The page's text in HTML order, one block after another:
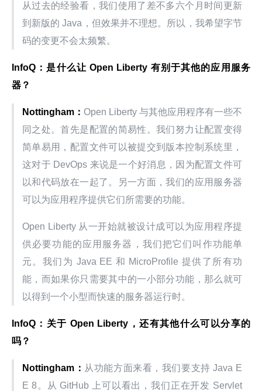
从过去的经验看，我们使用了差不多六个月时间更新
到新版的 Java，但效果并不理想。所以，我希望字节
码的变更不会太频繁。
InfoQ：是什么让 Open Liberty 有别于其他的应用服务
器？
Nottingham： Open Liberty 与其他应用程序有一些不
同之处。首先是配置的简易性。我们努力让配置变得
简单易用，配置文件可以被提交到版本控制系统里，
这对于 DevOps 来说是一个好消息，因为配置文件可
以和代码放在一起了。另一方面，我们的应用服务器
可以为应用程序提供它们所需要的功能。
Open Liberty 从一开始就被设计成可以为应用程序提
供必要功能的应用服务器，我们把它们叫作功能单
元。我们为 Java EE 和 MicroProfile 提供了所有功
能，而如果你只需要其中的一小部分功能，那么就可
以得到一个小型而快速的服务器运行时。
InfoQ：关于 Open Liberty，还有其他什么可以分享的
吗？
Nottingham： 从功能方面来看，我们要支持 Java E
E 8。从 GitHub 上可以看出，我们正在开发 Servlet